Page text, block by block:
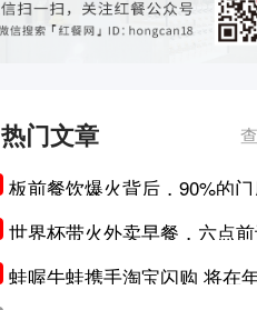
热门文章
板前餐饮爆火背后，90%的
是徒有其表的刻意作秀？
世界杯带火外卖早餐，六点
涨超5成，巴西比赛成“早餐带
蛙喔牛蛙携手淘宝闪购 将在年